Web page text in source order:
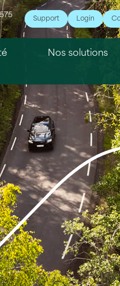
Support Login
Nos solutions